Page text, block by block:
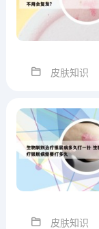
皮肤知识
皮肤知识